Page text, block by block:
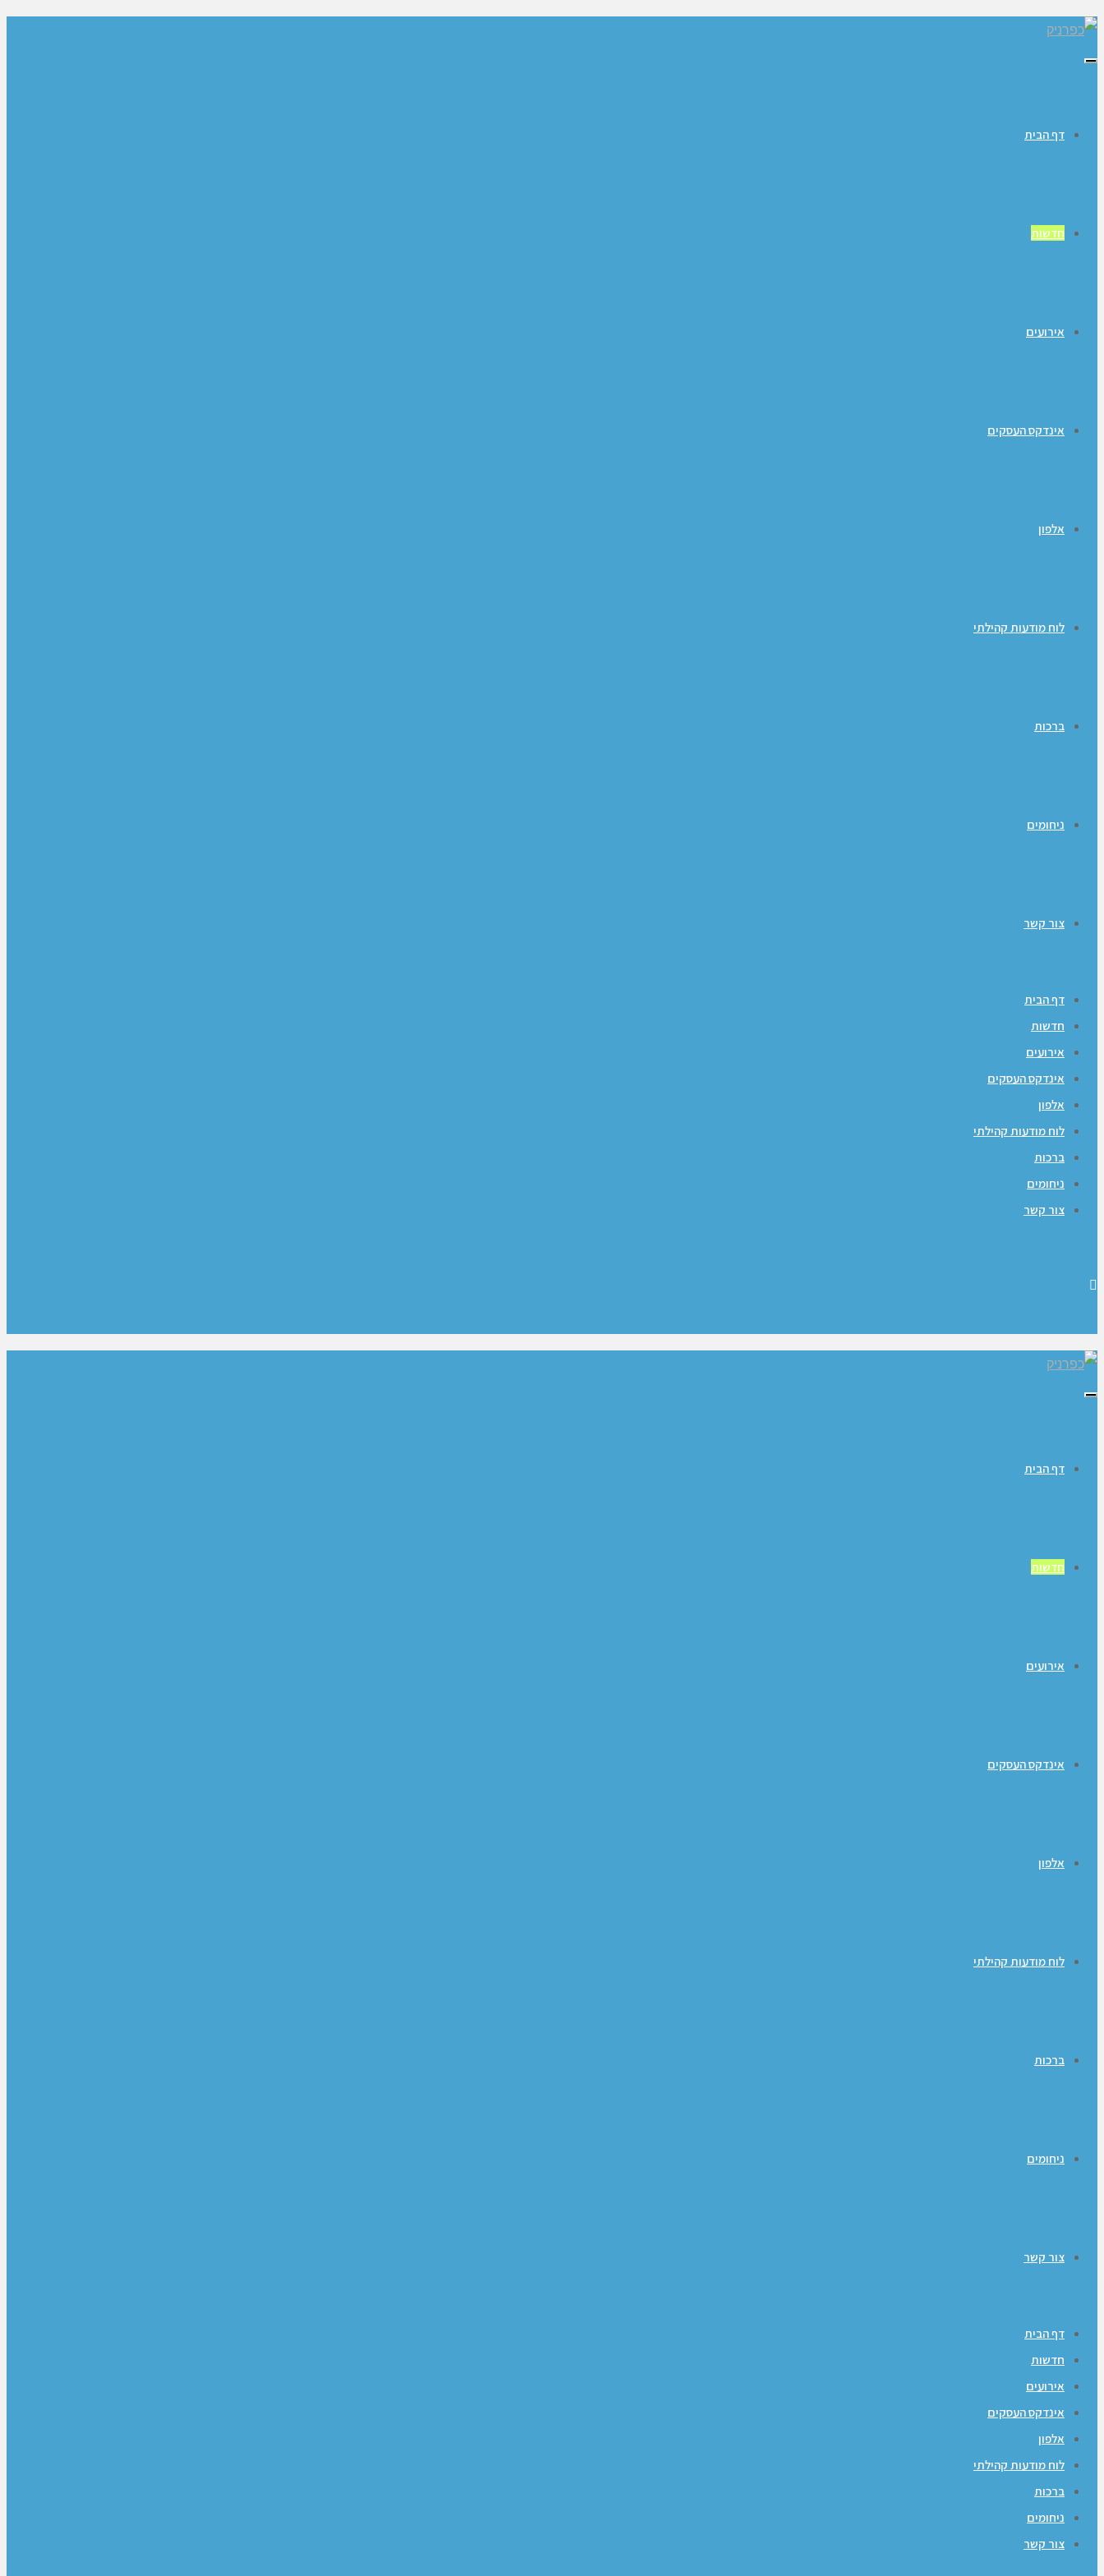
תפריט
דף הבית
חדשות
אירועים
אינדקס העסקים
אלפון
לוח מודעות קהילתי
ברכות
ניחומים
צור קשר
דף הבית
חדשות
אירועים
אינדקס העסקים
אלפון
לוח מודעות קהילתי
ברכות
ניחומים
צור קשר
תפריט
דף הבית
חדשות
אירועים
אינדקס העסקים
אלפון
לוח מודעות קהילתי
ברכות
ניחומים
צור קשר
דף הבית
חדשות
אירועים
אינדקס העסקים
אלפון
לוח מודעות קהילתי
ברכות
ניחומים
צור קשר